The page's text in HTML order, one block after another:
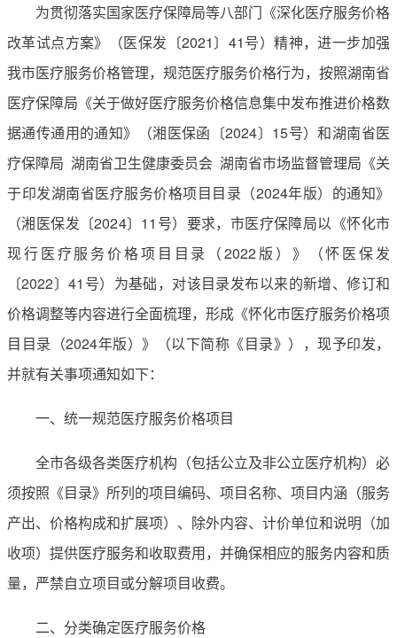
为贯彻落实国家医疗保障局等八部门《深化医疗服务价格
改革试点方案》（医保发〔2021〕41号）精神，进一步加强
我市医疗服务价格管理，规范医疗服务价格行为，按照湖南省
医疗保障局《关于做好医疗服务价格信息集中发布推进价格数
据通传通用的通知》（湘医保函〔2024〕15号）和湖南省医
疗保障局 湖南省卫生健康委员会 湖南省市场监督管理局《关
于印发湖南省医疗服务价格项目目录（2024年版）的通知》
（湘医保发〔2024〕11号）要求，市医疗保障局以《怀化市
现行医疗服务价格项目目录（2022版）》（怀医保发
〔2022〕41号）为基础，对该目录发布以来的新增、修订和
价格调整等内容进行全面梳理，形成《怀化市医疗服务价格项
目目录（2024年版）》（以下简称《目录》），现予印发，
并就有关事项通知如下：
一、统一规范医疗服务价格项目
全市各级各类医疗机构（包括公立及非公立医疗机构）必
须按照《目录》所列的项目编码、项目名称、项目内涵（服务
产出、价格构成和扩展项）、除外内容、计价单位和说明（加
收项）提供医疗服务和收取费用，并确保相应的服务内容和质
量，严禁自立项目或分解项目收费。
二、分类确定医疗服务价格